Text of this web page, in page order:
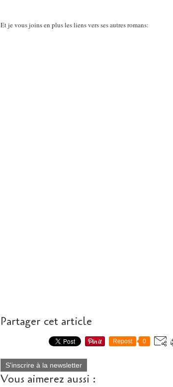
Et je vous joins en plus les liens vers ses autres romans:
Partager cet article
Repost 0
S'inscrire à la newsletter
Vous aimerez aussi :